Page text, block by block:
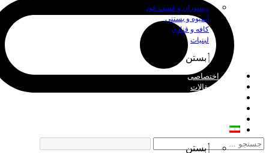
رستوران و فست فود
آبمیوه و بستنی
کافه و قنادی
لبنیات
بستن
چاپ اختصاصی
اخبار و مقالات
بستن